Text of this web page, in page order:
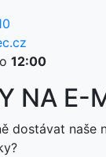
12:00
NA E-
dostávat naše